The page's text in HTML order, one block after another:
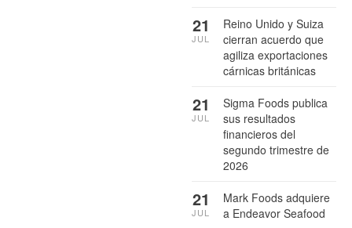
Reino Unido y Suiza
cierran acuerdo que
agiliza exportaciones
cárnicas británicas
21
JUL
Sigma Foods publica
sus resultados
financieros del
segundo trimestre de
2026
21
JUL
Mark Foods adquiere
a Endeavor Seafood
21
JUL